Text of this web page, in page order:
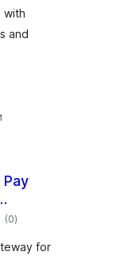
with
and
Pay
(0укупних
оцена
)
for